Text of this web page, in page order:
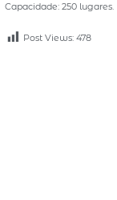
Capacidade: 250 lugares.
Post Views: 478